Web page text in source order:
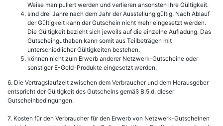
Weise manipuliert werden und verlieren ansonsten ihre Gültigkeit.
sind drei Jahre nach dem Jahr der Ausstellung gültig. Nach Ablauf
der Gültigkeit kann der Gutschein nicht mehr eingesetzt werden.
Die Gültigkeit bezieht sich jeweils auf die einzelne Aufladung. Das
Gutscheinguthaben kann somit aus Teilbeträgen mit
unterschiedlicher Gültigkeiten bestehen.
können nicht zum Erwerb anderer Netzwerk-Gutscheine oder
sonstiger E-Geld-Produkte eingesetzt werden.
6. Die Vertragslaufzeit zwischen dem Verbraucher und dem Herausgeber
entspricht der Gültigkeit des Gutscheins gemäß B.5.d. dieser
Gutscheinbedingungen.
7. Kosten für den Verbraucher für den Erwerb von Netzwerk-Gutscheinen